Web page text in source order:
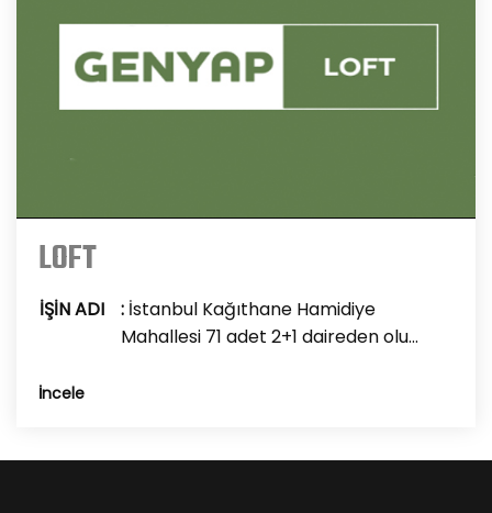
LOFT
İŞİN ADI : İstanbul Kağıthane Hamidiye
Mahallesi 71 adet 2+1 daireden olu...
İncele